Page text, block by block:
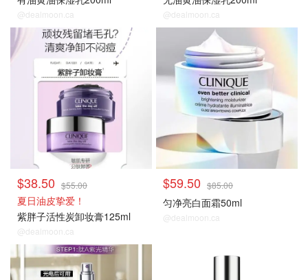
@dealmoon.ca @dealmoon.ca
热卖推荐
$38.50 $55.00
夏日油皮挚爱！
紫胖子活性炭卸妆膏125ml
@dealmoon.ca
$59.50 $85.00
匀净亮白面霜50ml
@dealmoon.ca
热卖推荐